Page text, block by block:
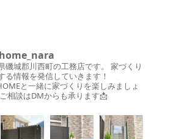
磯城郡川西町の工務店です。
家づくり
る情報を発信していきます！
と一緒に家づくりを楽しみましょ
ご相談はDMからも承ります📩